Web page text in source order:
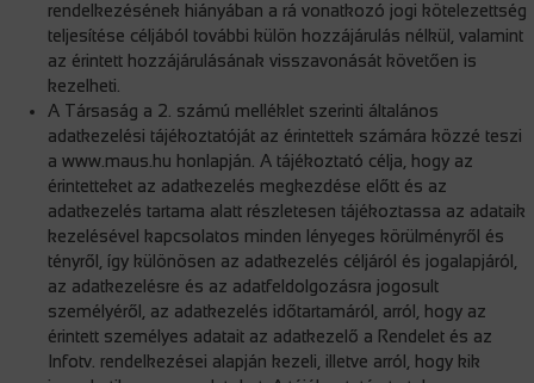
rendelkezésének hiányában a rá vonatkozó jogi kötelezettség
teljesítése céljából további külön hozzájárulás nélkül, valamint
az érintett hozzájárulásának visszavonását követően is
kezelheti.
A Társaság a 2. számú melléklet szerinti általános
adatkezelési tájékoztatóját az érintettek számára közzé teszi
a www.maus.hu honlapján. A tájékoztató célja, hogy az
érintetteket az adatkezelés megkezdése előtt és az
adatkezelés tartama alatt részletesen tájékoztassa az adataik
kezelésével kapcsolatos minden lényeges körülményről és
tényről, így különösen az adatkezelés céljáról és jogalapjáról,
az adatkezelésre és az adatfeldolgozásra jogosult
személyéről, az adatkezelés időtartamáról, arról, hogy az
érintett személyes adatait az adatkezelő a Rendelet és az
Infotv. rendelkezései alapján kezeli, illetve arról, hogy kik